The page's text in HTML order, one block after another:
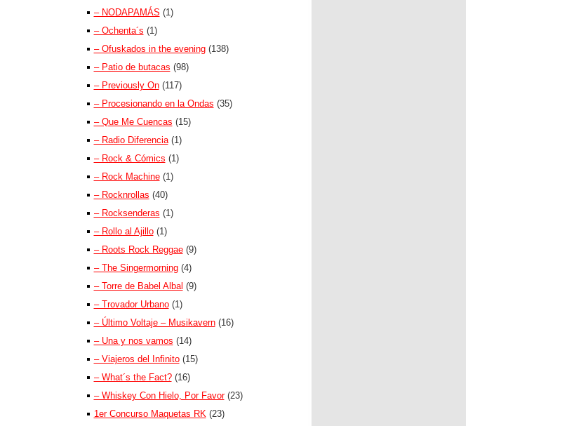
– NODAPAMÁS (1)
– Ochenta´s (1)
– Ofuskados in the evening(138)
– Patio de butacas (98)
– Previously On(117)
– Procesionando en la Ondas (35)
– Que Me Cuencas (15)
– Radio Diferencia(1)
– Rock & Cómics (1)
– Rock Machine(1)
– Rocknrollas (40)
– Rocksenderas (1)
– Rollo al Ajillo(1)
– Roots Rock Reggae(9)
– The Singermorning(4)
– Torre de Babel Albal (9)
– Trovador Urbano(1)
– Último Voltaje – Musikavern(16)
– Una y nos vamos (14)
– Viajeros del Infinito(15)
– What´s the Fact?(16)
– Whiskey Con Hielo, Por Favor(23)
1er Concurso Maquetas RK (23)